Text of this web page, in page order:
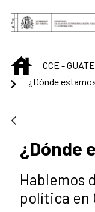
Saltar al
INICIO
CCE -
¿Dónde
¿Dónde
Hablemos
política en